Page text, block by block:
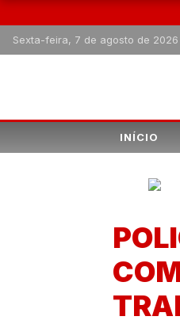
Sexta-feira, 7 de agosto de 2026
INÍCIO